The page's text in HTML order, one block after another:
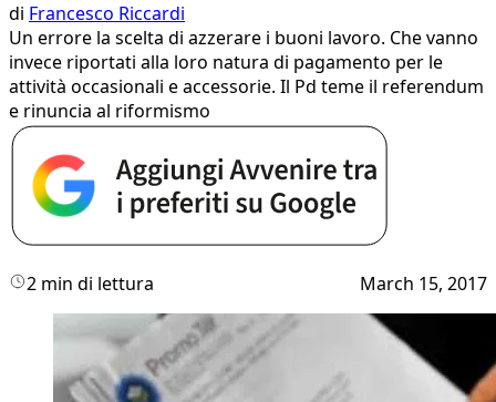
di Francesco Riccardi
Un errore la scelta di azzerare i buoni lavoro. Che vanno
invece riportati alla loro natura di pagamento per le
attività occasionali e accessorie. Il Pd teme il referendum
e rinuncia al riformismo
2 min di lettura March 15, 2017